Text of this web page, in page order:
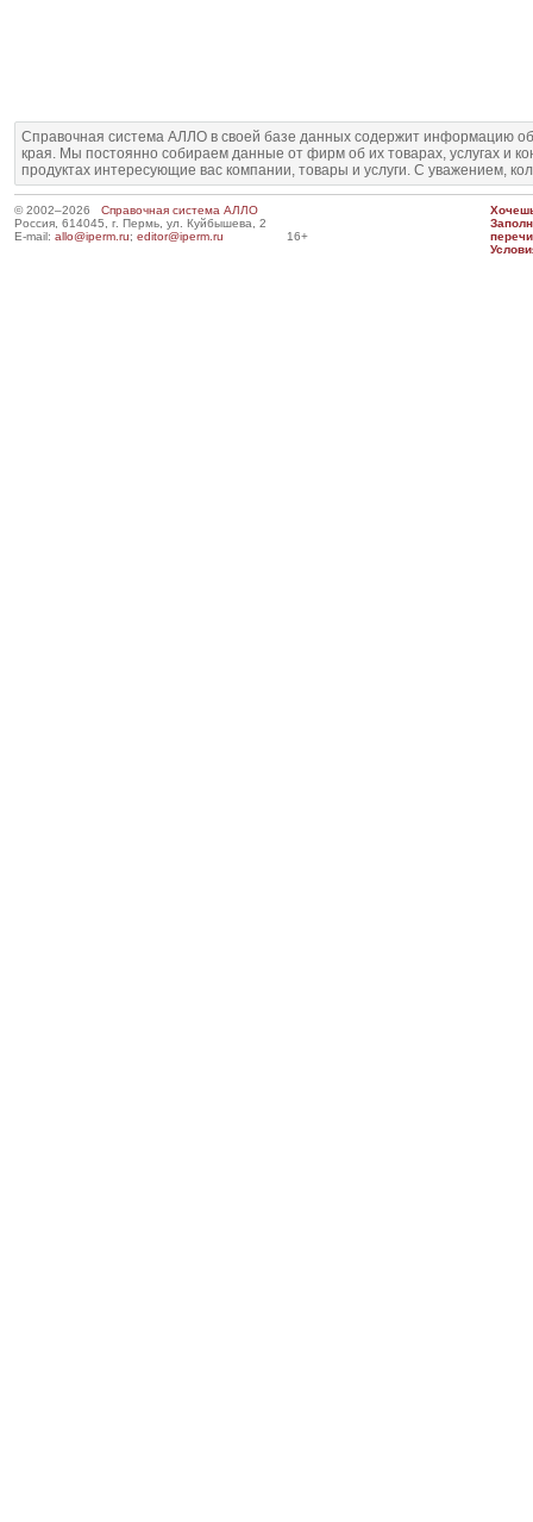
Справочная система АЛЛО в своей базе данных содержит информацию
края. Мы постоянно собираем данные от фирм об их товарах, услугах и
продуктах интересующие вас компании, товары и услуги. С уважением,
© 2002–2026 Справочная система АЛЛО
Россия, 614045, г. Пермь, ул. Куйбышева, 2
E-mail: allo@iperm.ru; editor@iperm.ru 16+